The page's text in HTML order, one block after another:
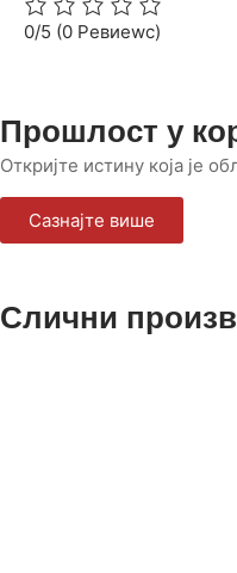
0/5 (0 Ревиеwс)
Прошлост у
Откријте истину која је
Сазнајте више
Слични